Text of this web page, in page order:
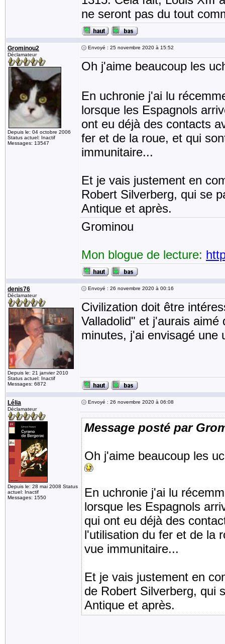
ne seront pas du tout
Grominou2
Déclamateur
Depuis le: 04 octobre 2006
Status actuel: Inactif
Messages: 13547
Envoyé : 25 novembre 2020 à 15:52
Oh j'aime beaucoup les
En uchronie j'ai lu
lorsque les Espagnols
ont eu déjà des contacts
fer et de la roue, et qui
immunitaire...
Et je vais justement en
Robert Silverberg, qui se
Antique et après.
Grominou
Mon blogue de lecture:
denis76
Déclamateur
Depuis le: 21 janvier 2010
Status actuel: Inactif
Messages: 6872
Envoyé : 26 novembre 2020 à 00:16
Civilization doit être
Valladolid" et j'aurais
minutes, j'ai envisagé une
Lélia
Déclamateur
Depuis le: 28 mai 2008 Status
actuel: Inactif
Messages: 1550
Envoyé : 26 novembre 2020 à 06:08
Message posté par
Oh j'aime beaucoup les
En uchronie j'ai lu
lorsque les Espagnols
qui ont eu déjà des
l'utilisation du fer et de la
vue immunitaire...
Et je vais justement en
de Robert Silverberg, qui
Antique et après.